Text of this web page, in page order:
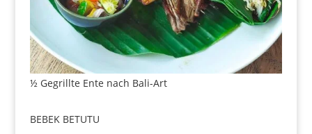
½ Gegrillte Ente nach Bali-Art
BEBEK BETUTU